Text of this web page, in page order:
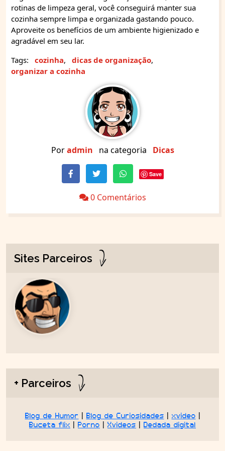
rotinas de limpeza geral, você conseguirá manter sua
cozinha sempre limpa e organizada gastando pouco.
Aproveite os benefícios de um ambiente higienizado e
agradável em seu lar.
Tags:
cozinha, dicas de organização,
organizar a cozinha
Poradmin na categoria Dicas
Save
0 Comentários
Sites Parceiros
+ Parceiros
Blog de Humor | Blog de Curiosidades | xvideo |
Buceta flix | Porno | Xvideos | Dedada digital